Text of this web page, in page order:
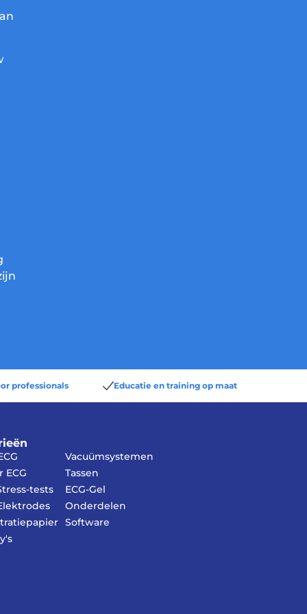
professionals Educatie en training op maat
ECG
tests
Vacuümsystemen
Tassen
ECG-Gel
Onderdelen
Software